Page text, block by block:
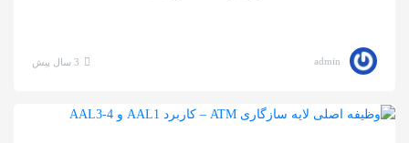
admin 3 سال پیش